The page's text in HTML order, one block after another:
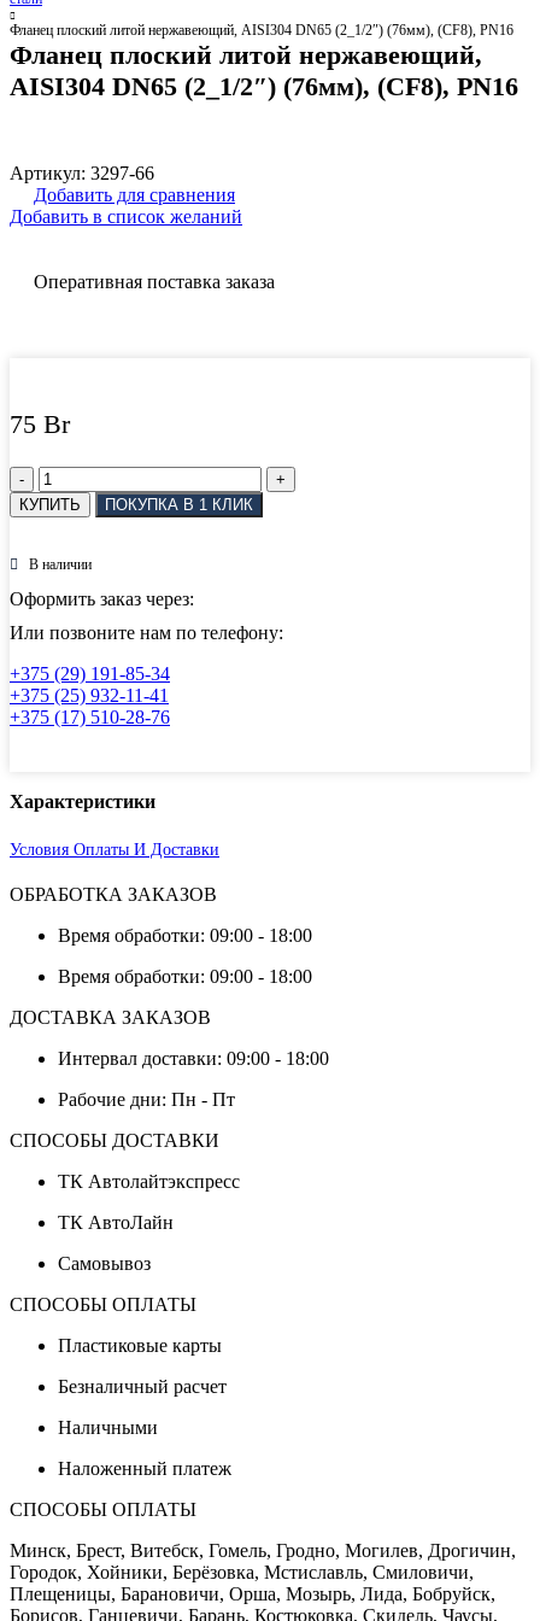
Фланец плоский литой нержавеющий, AISI304 DN65 (2_1/2″) (76мм), (CF8), РN16
Фланец плоский литой нержавеющий,
AISI304 DN65 (2_1/2″) (76мм), (CF8), РN16
Артикул: 3297-66
Добавить для сравнения
Добавить в список желаний
Оперативная поставка заказа
75 Br
Количество
товара
Фланец
литой
AISI304
DN65
(76мм),
(CF8),
РN16
КУПИТЬ ПОКУПКА В 1 КЛИК
В наличии
Оформить заказ через:
Или позвоните нам по телефону:
+375 (29) 191-85-34
+375 (25) 932-11-41
+375 (17) 510-28-76
Характеристики
Условия Оплаты И Доставки
ОБРАБОТКА ЗАКАЗОВ
Время обработки: 09:00 - 18:00
Время обработки: 09:00 - 18:00
ДОСТАВКА ЗАКАЗОВ
Интервал доставки: 09:00 - 18:00
Рабочие дни: Пн - Пт
СПОСОБЫ ДОСТАВКИ
ТК Автолайтэкспресс
ТК АвтоЛайн
Самовывоз
СПОСОБЫ ОПЛАТЫ
Пластиковые карты
Безналичный расчет
Наличными
Наложенный платеж
СПОСОБЫ ОПЛАТЫ
Минск, Брест, Витебск, Гомель, Гродно, Могилев, Дрогичин,
Городок, Хойники, Берёзовка, Мстиславль, Смиловичи,
Плещеницы, Барановичи, Орша, Мозырь, Лида, Бобруйск,
Борисов, Ганцевичи, Барань, Костюковка, Скидель, Чаусы,